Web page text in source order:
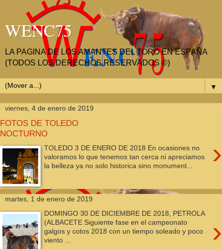
WENC75
LA PAGINA DE LOS AMANTES DEL TORO EN ESPAÑA
(TODOS LOS DERECHOS RESERVADOS ©)
▼
viernes, 4 de enero de 2019
FOTOS DE TOLEDO
NOCTURNO
›
TOLEDO 3 DE ENERO DE 2018 En ocasiones no
valoramos lo que tenemos tan cerca ni apreciamos
la belleza ya no solo historica sino monument...
martes, 1 de enero de 2019
›
DOMINGO 30 DE DICIEMBRE DE 2018, PETROLA
(ALBACETE Siguiente fase en el campeonato
galgos y cotos 2018 con un tiempo soleado y poco
viento ...